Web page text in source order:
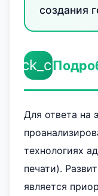
создания
Для ответа на
технологиях
печати).
является